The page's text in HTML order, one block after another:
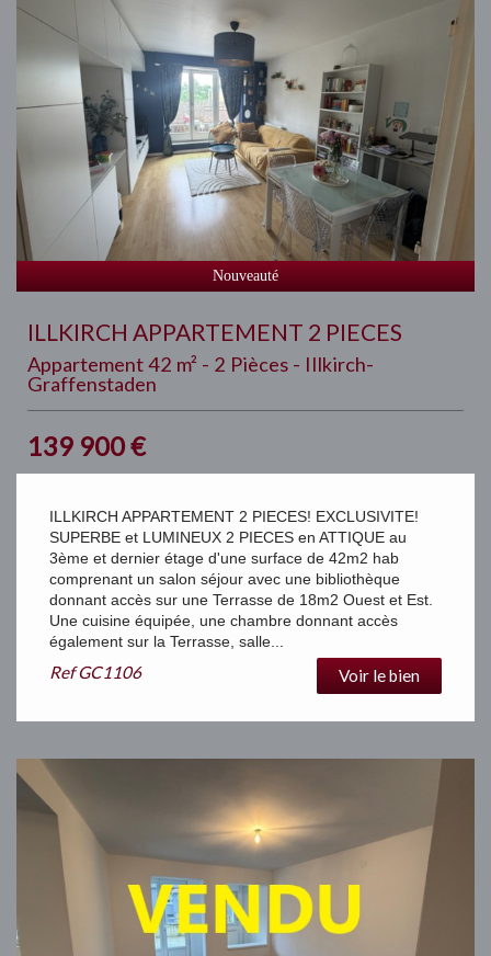
Nouveauté
ILLKIRCH APPARTEMENT 2 PIECES
Appartement 42 m² - 2 Pièces - Illkirch-
Graffenstaden
139 900€
ILLKIRCH APPARTEMENT 2 PIECES! EXCLUSIVITE!
SUPERBE et LUMINEUX 2 PIECES en ATTIQUE au
3ème et dernier étage d'une surface de 42m2 hab
comprenant un salon séjour avec une bibliothèque
donnant accès sur une Terrasse de 18m2 Ouest et Est.
Une cuisine équipée, une chambre donnant accès
également sur la Terrasse, salle...
RefGC1106 Voir le bien